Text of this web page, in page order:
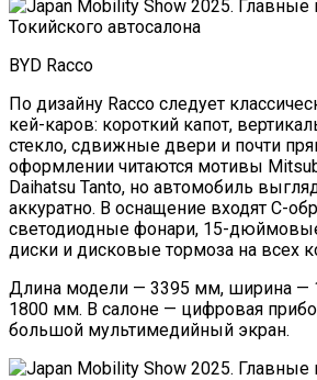
BYD Racco
По дизайну Racco следует
кей-каров: короткий капот,
стекло, сдвижные двери и почти
оформлении читаются мотивы
Daihatsu Tanto, но автомобиль
аккуратно. В оснащение входят С-
светодиодные фонари, 15-
диски и дисковые тормоза на всех
Длина модели — 3395 мм, ширина —
1800 мм. В салоне — цифровая
большой мультимедийный экран.